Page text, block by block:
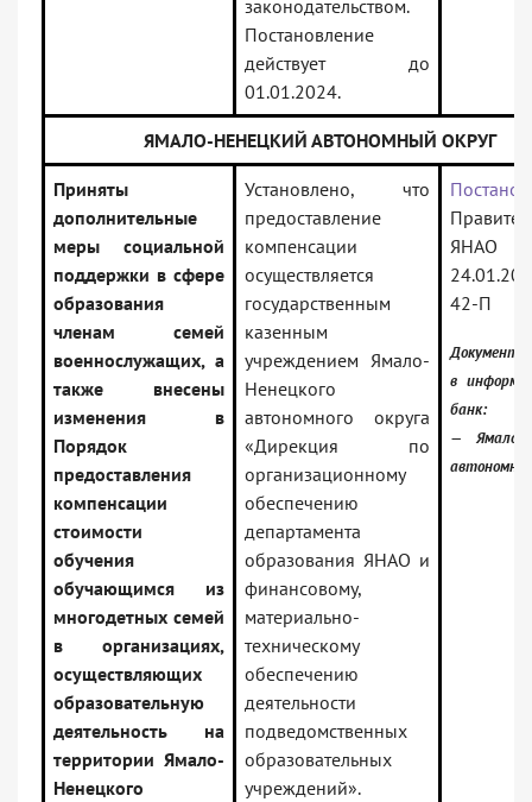
законодательством.
Постановление
действует до
01.01.2024.
ЯМАЛО-НЕНЕЦКИЙ АВТОНОМНЫЙ ОКРУГ
Приняты
дополнительные
меры социальной
поддержки в сфере
образования
членам семей
военнослужащих, а
также внесены
изменения в
Порядок
предоставления
компенсации
стоимости
обучения
обучающимся из
многодетных семей
в организациях,
осуществляющих
образовательную
деятельность на
территории Ямало-
Ненецкого
Установлено, что
предоставление
компенсации
осуществляется
государственным
казенным
учреждением Ямало-
Ненецкого
автономного округа
«Дирекция по
организационному
обеспечению
департамента
образования ЯНАО и
финансовому,
материально-
техническому
обеспечению
деятельности
подведомственных
образовательных
учреждений».
42-П
Документ
в
банк:
— Ямало-